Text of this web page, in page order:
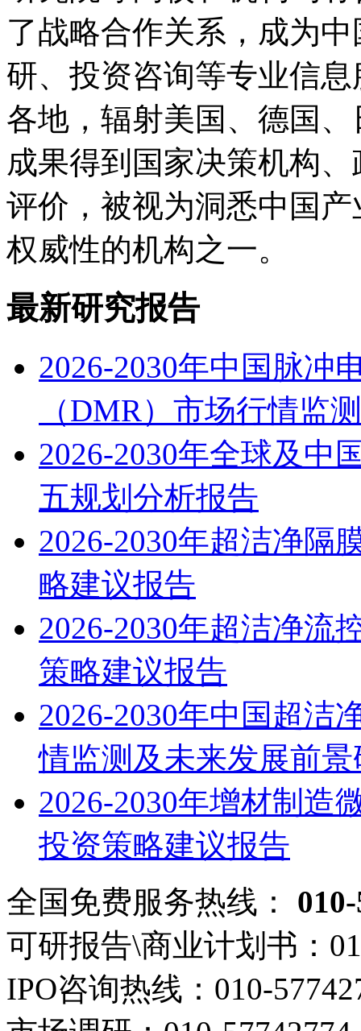
了战略合作关系，成为
研、投资咨询等专业信
各地，辐射美国、德国
成果得到国家决策机构
评价，被视为洞悉中国
权威性的机构之一。
最新研究报告
2026-2030年中国脉冲
（DMR）市场行情监
2026-2030年全球及中
五规划分析报告
2026-2030年超洁净隔
略建议报告
2026-2030年超洁净流
策略建议报告
2026-2030年中国超洁
情监测及未来发展前
2026-2030年增材制造
投资策略建议报告
全国免费服务热线：
可研报告\商业计划书：
IPO咨询热线： 010-